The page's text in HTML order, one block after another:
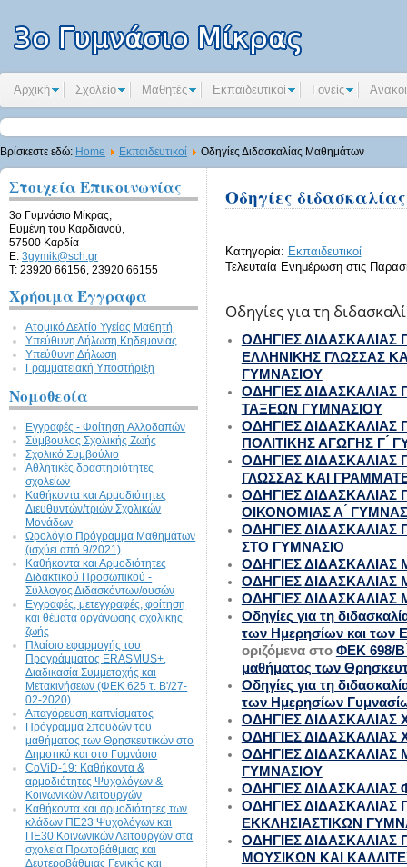
Αρχική Σχολείο Μαθητές Εκπαιδευτικοί Γονείς
Βρίσκεστε εδώ: Home Εκπαιδευτικοί Οδηγίες Διδασκαλίας Μαθημάτων
Στοιχεία Επικοινωνίας
3ο Γυμνάσιο Μίκρας,
Ευμένη του Καρδιανού,
57500 Καρδία
E: 3gymik@sch.gr
Τ: 23920 66156, 23920 66155
Χρήσιμα Έγγραφα
Ατομικό Δελτίο Υγείας Μαθητή
Υπεύθυνη Δήλωση Kηδεμονίας
Υπεύθυνη Δήλωση
Γραμματειακή Υποστήριξη
Νομοθεσία
Εγγραφές - Φοίτηση Aλλοδαπών
Σύμβουλος Σχολικής Ζωής
Σχολικό Συμβούλιο
Αθλητικές δραστηριότητες
σχολείων
Καθήκοντα και Αρμοδιότητες
Διευθυντών/τριών Σχολικών
Μονάδων
Ωρολόγιο Πρόγραμμα Μαθημάτων
(ισχύει από 9/2021)
Καθήκοντα και Αρμοδιότητες
Διδακτικού Προσωπικού -
Σύλλογος Διδασκόντων/ουσών
Εγγραφές, μετεγγραφές, φοίτηση
και θέματα οργάνωσης σχολικής
ζωής
Πλαίσιο εφαρμογής του
Προγράμματος ERASMUS+,
Διαδικασία Συμμετοχής και
Μετακινήσεων (ΦΕΚ 625 τ. Β'/27-
02-2020)
Απαγόρευση καπνίσματος
Πρόγραμμα Σπουδών του
μαθήματος των Θρησκευτικών στο
Δημοτικό και στο Γυμνάσιο
CoViD-19: Kαθήκοντα &
αρμοδιότητες Ψυχολόγων &
Κοινωνικών Λειτουργών
Καθήκοντα και αρμοδιότητες των
κλάδων ΠΕ23 Ψυχολόγων και
ΠΕ30 Κοινωνικών Λειτουργών στα
σχολεία Πρωτοβάθμιας και
Δευτεροβάθμιας Γενικής και
Οδηγίες
Κατηγορία: Εκπαιδευτικοί
Τελευταία Ενημέρωση στις
Οδηγίες για τη
ΟΔΗΓΙΕΣ ΔΙΔΑΣΚΑΛΙΑΣ
ΕΛΛΗΝΙΚΗΣ ΓΛΩΣΣΑΣ
ΓΥΜΝΑΣΙΟΥ
ΟΔΗΓΙΕΣ ΔΙΔΑΣΚΑΛΙΑΣ
ΤΑΞΕΩΝ ΓΥΜΝΑΣΙΟΥ
ΟΔΗΓΙΕΣ
ΠΟΛΙΤΙΚΗΣ ΑΓΩΓΗΣ Γ
ΟΔΗΓΙΕΣ
ΓΛΩΣΣΑΣ ΚΑΙ
ΟΔΗΓΙΕΣ
ΟΙΚΟΝΟΜΙΑΣ Α
ΟΔΗΓΙΕΣ
ΣΤΟ ΓΥΜΝΑΣΙΟ
ΟΔΗΓΙΕΣ
ΟΔΗΓΙΕΣ
ΟΔΗΓΙΕΣ
Οδηγίες για τη
των Ημερησίων και των
οριζόμενα στο ΦΕΚ 698/Β
μαθήματος των
Οδηγίες για τη
των Ημερησίων
ΟΔΗΓΙΕΣ
ΟΔΗΓΙΕΣ ΔΙΔΑΣΚΑΛΙΑΣ
ΟΔΗΓΙΕΣ ΔΙΔΑΣΚΑΛΙΑΣ
ΓΥΜΝΑΣΙΟΥ
ΟΔΗΓΙΕΣ ΔΙΔΑΣΚΑΛΙΑΣ
ΟΔΗΓΙΕΣ
ΕΚΚΛΗΣΙΑΣΤΙΚΩΝ
ΟΔΗΓΙΕΣ
ΜΟΥΣΙΚΩΝ ΚΑΙ